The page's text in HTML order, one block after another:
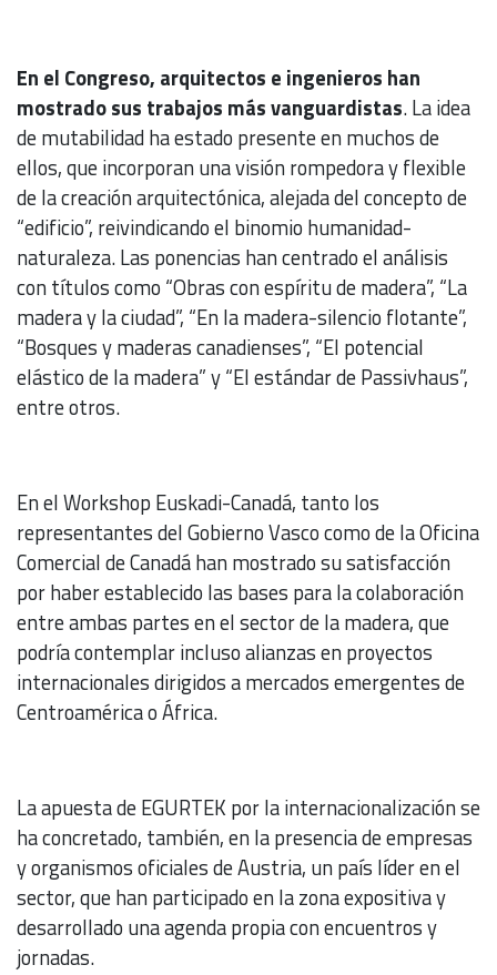
En el Congreso, arquitectos e ingenieros han
mostrado sus trabajos más vanguardistas. La idea
de mutabilidad ha estado presente en muchos de
ellos, que incorporan una visión rompedora y flexible
de la creación arquitectónica, alejada del concepto de
“edificio”, reivindicando el binomio humanidad-
naturaleza. Las ponencias han centrado el análisis
con títulos como “Obras con espíritu de madera”, “La
madera y la ciudad”, “En la madera-silencio flotante”,
“Bosques y maderas canadienses”, “El potencial
elástico de la madera” y “El estándar de Passivhaus”,
entre otros.
En el Workshop Euskadi-Canadá, tanto los
representantes del Gobierno Vasco como de la Oficina
Comercial de Canadá han mostrado su satisfacción
por haber establecido las bases para la colaboración
entre ambas partes en el sector de la madera, que
podría contemplar incluso alianzas en proyectos
internacionales dirigidos a mercados emergentes de
Centroamérica o África.
La apuesta de EGURTEK por la internacionalización se
ha concretado, también, en la presencia de empresas
y organismos oficiales de Austria, un país líder en el
sector, que han participado en la zona expositiva y
desarrollado una agenda propia con encuentros y
jornadas.